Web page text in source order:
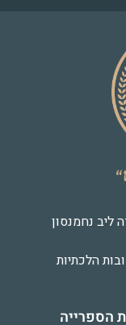
נחמנסון
הלכתיות
הספרייה